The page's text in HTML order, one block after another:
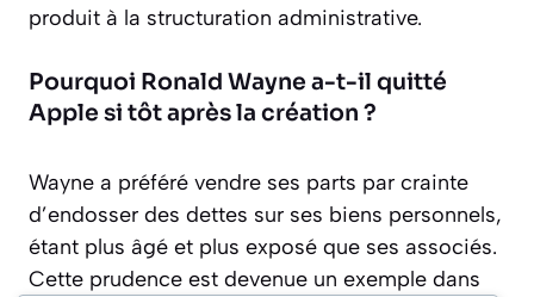
produit à la structuration administrative.
Pourquoi Ronald Wayne a-t-il quitté
Apple si tôt après la création ?
Wayne a préféré vendre ses parts par crainte
d’endosser des dettes sur ses biens personnels,
étant plus âgé et plus exposé que ses associés.
Cette prudence est devenue un exemple dans